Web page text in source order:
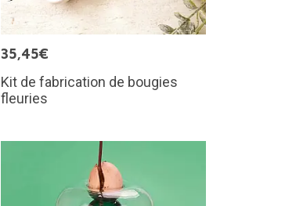
35,45€
Kit de fabrication de bougies
fleuries